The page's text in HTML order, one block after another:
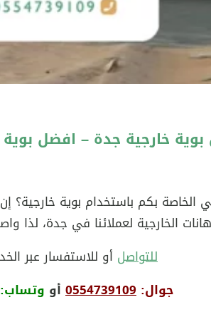
بكم باستخدام بوية خارجية؟
لعملائنا في جدة، لذا
للتواصل أو للاستفسار عبر
جوال: 0554739109 أو وتساب: